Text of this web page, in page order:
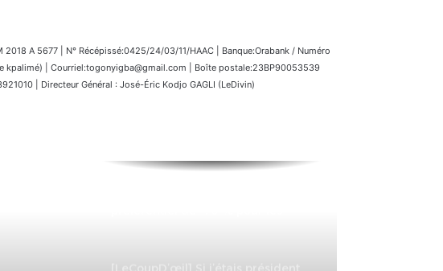
A 5677 | N° Récépissé:0425/24/03/11/HAAC | Banque:Orabank / Numéro
kpalimé) | Courriel:togonyigba@gmail.com | Boîte postale:23BP90053539
| Directeur Général : José-Éric Kodjo GAGLI (LeDivin)